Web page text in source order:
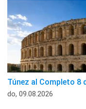
Túnez al Completo 8
do, 09.08.2026